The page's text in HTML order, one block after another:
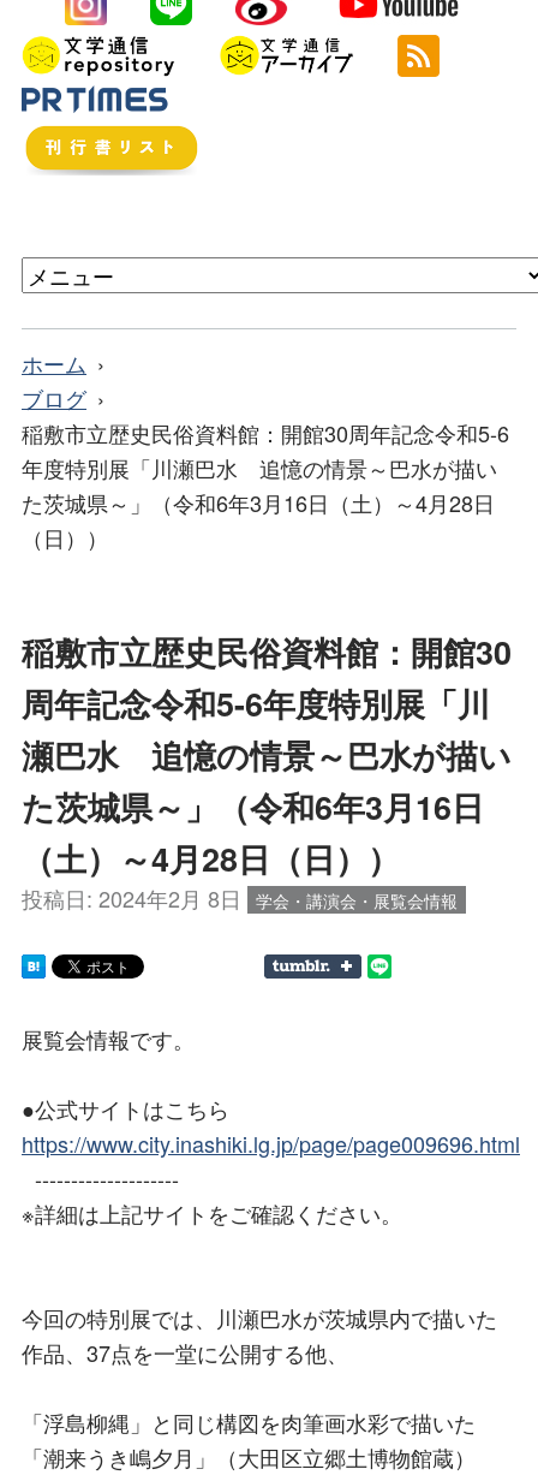
ホーム
ブログ
稲敷市立歴史民俗資料館：開館30周年記念令和5-6
年度特別展「川瀬巴水 追憶の情景～巴水が描い
た茨城県～」（令和6年3月16日（土）～4月28日
（日））
稲敷市立歴史民俗資料館：開館30
周年記念令和5-6年度特別展「川
瀬巴水 追憶の情景～巴水が描い
た茨城県～」（令和6年3月16日
（土）～4月28日（日））
投稿日: 2024年2月 8日 学会・講演会・展覧会情報
展覧会情報です。
●公式サイトはこちら
https://www.city.inashiki.lg.jp/page/page009696.html
--------------------
※詳細は上記サイトをご確認ください。
今回の特別展では、川瀬巴水が茨城県内で描いた
作品、37点を一堂に公開する他、
「浮島柳縄」と同じ構図を肉筆画水彩で描いた
「潮来うき嶋夕月」（大田区立郷土博物館蔵）